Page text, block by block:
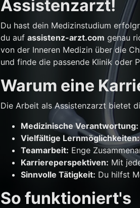
Assistenzarzt!
Du hast dein Medizinstudium
du aufassistenz-arzt.com genau
von der Inneren Medizin über die
und finde die passende Klinik oder
Warum eine
Die Arbeit als Assistenzarzt bietet
Medizinische Verantwortung:
Vielfältige Lernmöglichkeiten:
Teamarbeit: Enge
Karriereperspektiven: Mit
Sinnvolle Tätigkeit: Du hilfst
So funktioniert's